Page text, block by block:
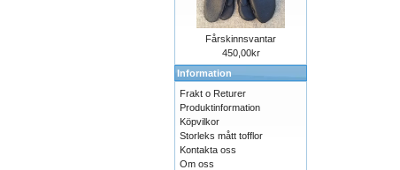
Fårskinnsvantar
450,00kr
Information
Frakt o Returer
Produktinformation
Köpvilkor
Storleks mått tofflor
Kontakta oss
Om oss